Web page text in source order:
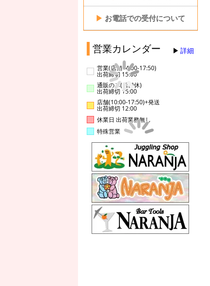
▶ お電話での受付について
営業カレンダー 詳細
営業(店舗14:00-17:50)
出荷締切 15:00
通販のみ(店舗休)
出荷締切 15:00
店舗(10:00-17:50)+発送
出荷締切 12:00
休業日 出荷業務無し
特殊営業